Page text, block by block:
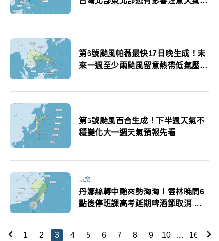
第6號颱風帕薇最快17日晚生成！未
來一週至少兩颱風留意熱帶低氣壓影
第5號颱風百合生成！下半週天氣不
穩變化大一週天氣預報先看
玩樂
丹娜絲轉中颱來勢洶洶！雲林晚間6
點後停班課高考延期啤酒節取消 桃
1 2 3 4 5 6 7 8 9 10 … 16